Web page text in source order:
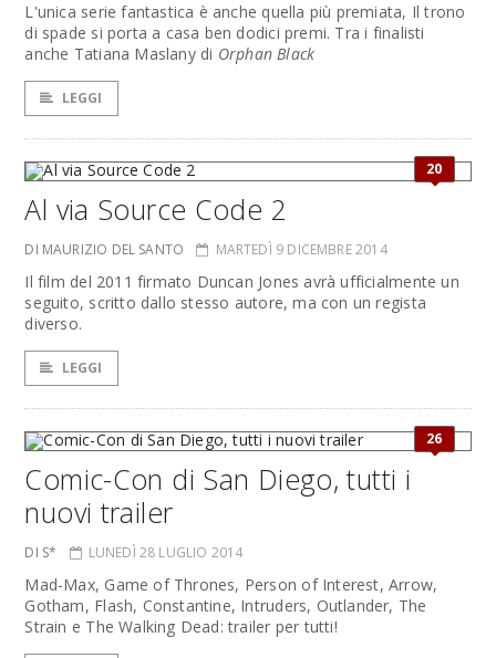
L'unica serie fantastica è anche quella più premiata, Il trono
di spade si porta a casa ben dodici premi. Tra i finalisti
anche Tatiana Maslany di Orphan Black
LEGGI
20
Al via Source Code 2
DI MAURIZIO DEL SANTO MARTEDÌ 9 DICEMBRE 2014
Il film del 2011 firmato Duncan Jones avrà ufficialmente un
seguito, scritto dallo stesso autore, ma con un regista
diverso.
LEGGI
26
Comic-Con di San Diego, tutti i
nuovi trailer
DI S* LUNEDÌ 28 LUGLIO 2014
Mad-Max, Game of Thrones, Person of Interest, Arrow,
Gotham, Flash, Constantine, Intruders, Outlander, The
Strain e The Walking Dead: trailer per tutti!